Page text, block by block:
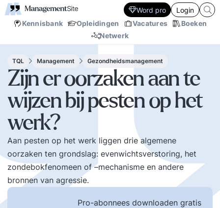
Kennisbank Opleidingen Vacatures
Boeken
Netwerk
Word pro Login
TQL Management Gezondheidsmanagement
Zijn er oorzaken aan te
wijzen bij pesten op het
werk?
Aan pesten op het werk liggen drie algemene
oorzaken ten grondslag: evenwichtsverstoring, het
zondebokfenomeen of –mechanisme en andere
bronnen van agressie.
Pro-abonnees downloaden gratis